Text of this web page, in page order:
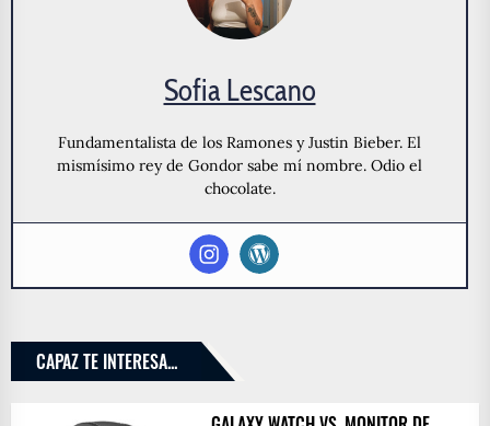
Sofia Lescano
Fundamentalista de los Ramones y Justin Bieber. El
mismísimo rey de Gondor sabe mí nombre. Odio el
chocolate.
CAPAZ TE INTERESA...